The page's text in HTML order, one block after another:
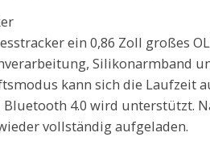
ein 0,86 Zoll großes
Silikonarmband
kann sich die Laufzeit
4.0 wird unterstützt.
vollständig aufgeladen.